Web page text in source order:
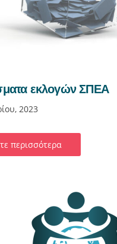
εκλογών ΣΠΕΑ
2023
περισσότερα